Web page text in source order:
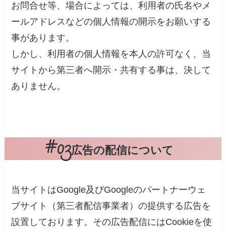
お問合せ等、場合によっては、利用者の氏名やメ
ールアドレスなどの個人情報の開示をお願いする
事があります。
しかし、利用者の個人情報を本人の許可なく、当
サイトから第三者へ開示・共有する事は、決して
ありません。
広告の配信について
当サイトはGoogle及びGoogleのパートナーウェ
ブサイト（第三者配信事業者）の提供する広告を
設置しております。その広告配信にはCookieを使